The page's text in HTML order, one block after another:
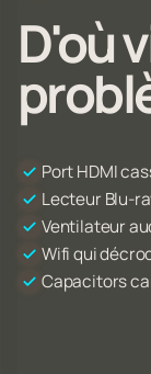
D'où
Port HDMI
Lecteur Blu-
Ventilateur
Wifi qui
Capacitors